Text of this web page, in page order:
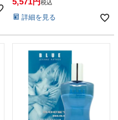
5,571 税込
詳細を見る